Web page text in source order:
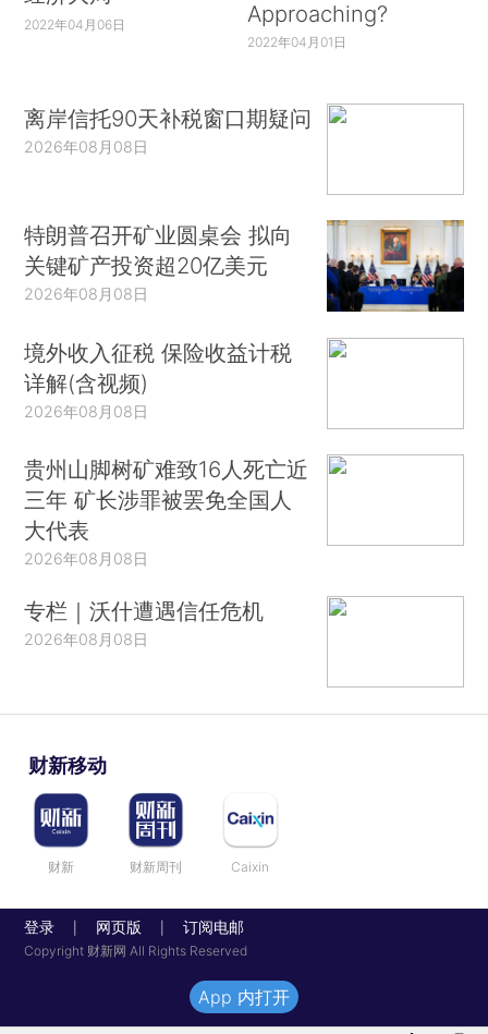
2022年04月06日
Approaching?
2022年04月01日
离岸信托90天补税窗口期疑问
2026年08月08日
特朗普召开矿业圆桌会 拟向
关键矿产投资超20亿美元
2026年08月08日
境外收入征税 保险收益计税
详解(含视频)
2026年08月08日
贵州山脚树矿难致16人死亡近
三年 矿长涉罪被罢免全国人
大代表
2026年08月08日
专栏｜沃什遭遇信任危机
2026年08月08日
财新移动
财新 财新周刊 Caixin
登录 网页版 订阅电邮
Copyright 财新网 All Rights Reserved
App 内打开